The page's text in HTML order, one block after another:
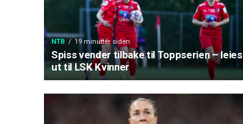
NTB 19 minutter siden
Spiss vender tilbake til Toppserien – leies
ut til LSK Kvinner